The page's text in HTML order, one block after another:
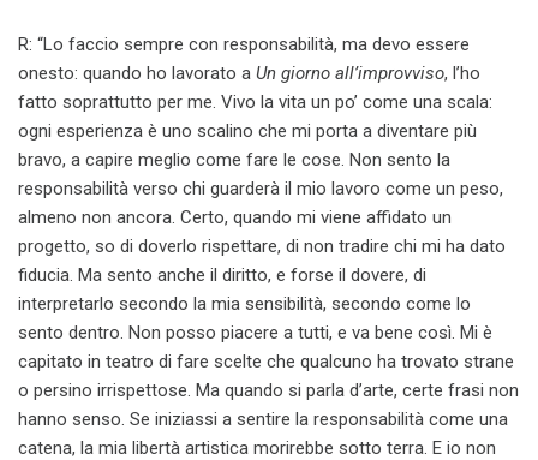
R: “Lo faccio sempre con responsabilità, ma devo essere
onesto: quando ho lavorato a Un giorno all’improvviso, l’ho
fatto soprattutto per me. Vivo la vita un po’ come una scala:
ogni esperienza è uno scalino che mi porta a diventare più
bravo, a capire meglio come fare le cose. Non sento la
responsabilità verso chi guarderà il mio lavoro come un peso,
almeno non ancora. Certo, quando mi viene affidato un
progetto, so di doverlo rispettare, di non tradire chi mi ha dato
fiducia. Ma sento anche il diritto, e forse il dovere, di
interpretarlo secondo la mia sensibilità, secondo come lo
sento dentro. Non posso piacere a tutti, e va bene così. Mi è
capitato in teatro di fare scelte che qualcuno ha trovato strane
o persino irrispettose. Ma quando si parla d’arte, certe frasi non
hanno senso. Se iniziassi a sentire la responsabilità come una
catena, la mia libertà artistica morirebbe sotto terra. E io non